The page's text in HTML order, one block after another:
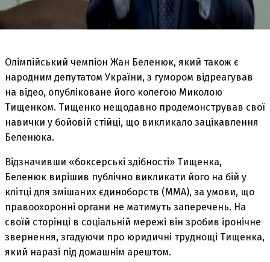
Олімпійський чемпіон Жан Беленюк, який також є
народним депутатом України, з гумором відреагував
на відео, опубліковане його колегою Миколою
Тищенком. Тищенко нещодавно продемонстрував свої
навички у бойовій стійці, що викликало зацікавлення
Беленюка.
Відзначивши «боксерські здібності» Тищенка,
Беленюк вирішив публічно викликати його на бій у
клітці для змішаних єдиноборств (ММА), за умови, що
правоохоронні органи не матимуть заперечень. На
своїй сторінці в соціальній мережі він зробив іронічне
звернення, згадуючи про юридичні труднощі Тищенка,
який наразі під домашнім арештом.